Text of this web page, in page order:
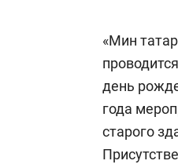
«Мин
день
года
старого